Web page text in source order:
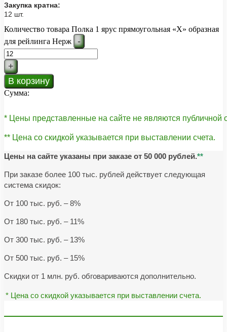
Закупка кратна:
12 шт.
Количество товара Полка 1 ярус прямоугольная «Х» образная
для рейлинга Нерж
-
+
В корзину
Сумма:
* Цены представленные на сайте не являются публичной
** Цена со скидкой указывается при выставлении счета.
Цены на сайте указаны при заказе от 50 000 рублей.**
При заказе более 100 тыс. рублей действует следующая
система скидок:
От 100 тыс. руб. – 8%
От 180 тыс. руб. – 11%
От 300 тыс. руб. – 13%
От 500 тыс. руб. – 15%
Скидки от 1 млн. руб. обговариваются дополнительно.
* Цена со скидкой указывается при выставлении счета.